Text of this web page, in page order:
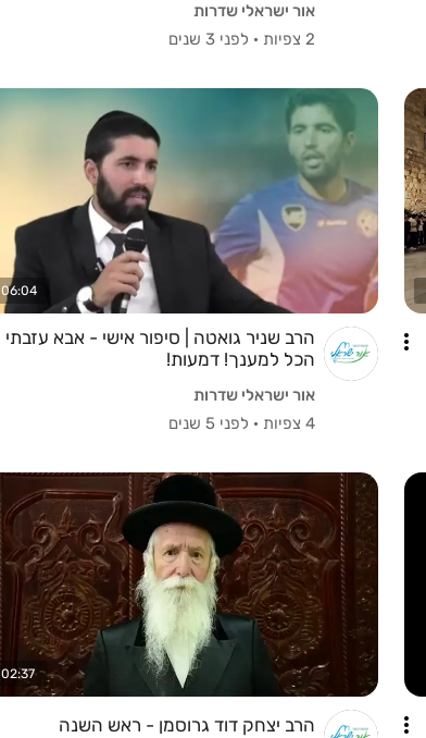
אור ישראלי שדרות
2 צפיות
· לפני 3 שנים
06:04
הרב שניר גואטה | סיפור אישי - אבא עזבתי
הכל למענך! דמעות!
אור ישראלי שדרות
4 צפיות
· לפני 5 שנים
02:37
הרב יצחק דוד גרוסמן - ראש השנה